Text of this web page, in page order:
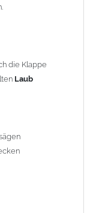
67mm
= 3/4"
die Klappe
Laub